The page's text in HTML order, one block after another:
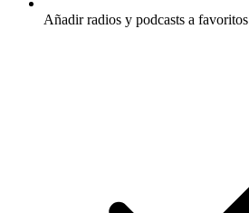
Añadir radios y podcasts a favoritos